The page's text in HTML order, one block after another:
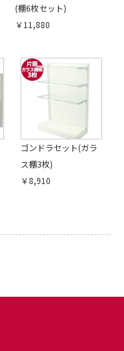
(棚6枚セット)
￥11,880
ゴンドラセット(ガラ
ス棚3枚)
￥8,910